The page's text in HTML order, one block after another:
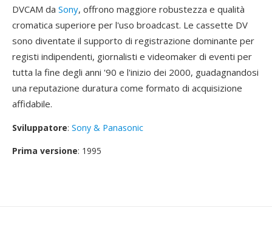
DVCAM da Sony, offrono maggiore robustezza e qualità
cromatica superiore per l'uso broadcast. Le cassette DV
sono diventate il supporto di registrazione dominante per
registi indipendenti, giornalisti e videomaker di eventi per
tutta la fine degli anni '90 e l'inizio dei 2000, guadagnandosi
una reputazione duratura come formato di acquisizione
affidabile.
Sviluppatore: Sony & Panasonic
Prima versione: 1995